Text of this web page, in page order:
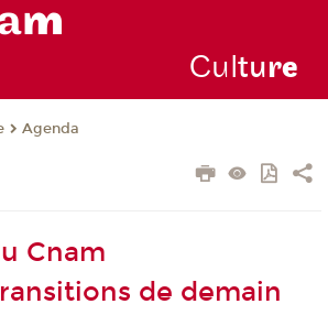
Culture
Agenda
Cnam
de demain